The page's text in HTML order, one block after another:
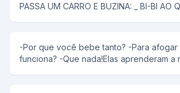
PASSA UM CARRO E BUZINA: _ BI-BI AO
-Por que você bebe tanto? -Para afogar
funciona? -Que nada!Elas aprenderam a